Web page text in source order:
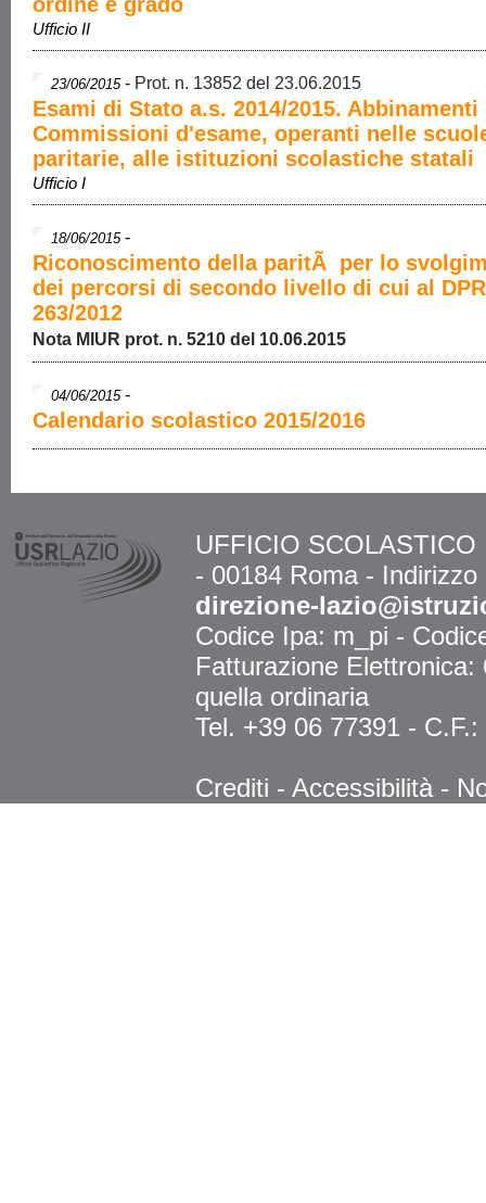
Ufficio II
23/06/2015- Prot. n. 13852 del 23.06.2015
Esami di Stato a.s. 2014/2015. Abbinamenti
Commissioni d'esame, operanti nelle
paritarie, alle istituzioni scolastiche statali
Ufficio I
18/06/2015-
Riconoscimento della paritÃ per lo
dei percorsi di secondo livello di cui al DPR
263/2012
Nota MIUR prot. n. 5210 del 10.06.2015
04/06/2015-
Calendario scolastico 2015/2016
UFFICIO
- 00184 Roma -
direzione-
Codice Ipa: m_pi -
Fatturazione
quella ordinaria
Tel. +39 06 77391 -
Crediti - Accessibilità -